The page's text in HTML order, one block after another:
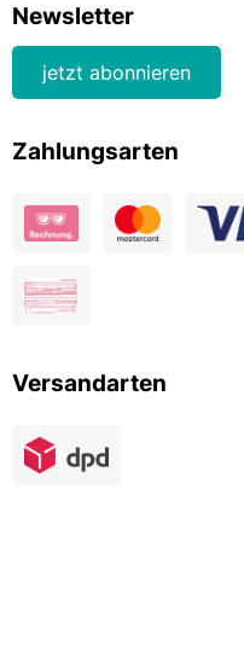
Newsletter
jetzt abonnieren
Zahlungsarten
Versandarten